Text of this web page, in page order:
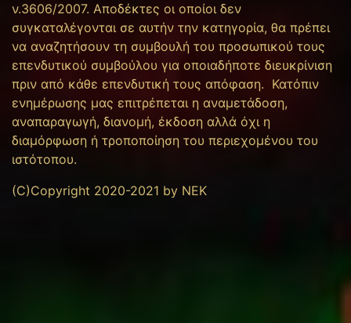
ν.3606/2007. Αποδέκτες οι οποίοι δεν
συγκαταλέγονται σε αυτήν την κατηγορία, θα πρέπει
να αναζητήσουν τη συμβουλή του προσωπικού τους
επενδυτικού συμβούλου για οποιαδήποτε διευκρίνιση
πριν από κάθε επενδυτική τους απόφαση. Κατόπιν
ενημέρωσης μας επιτρέπεται η αναμετάδοση,
αναπαραγωγή, διανομή, έκδοση αλλά όχι η
διαμόρφωση ή τροποποίηση του περιεχομένου του
ιστότοπου.
(C)Copyright 2020-2021 by NEK